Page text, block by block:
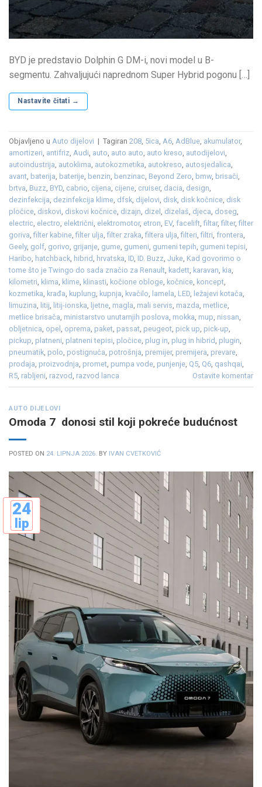
BYD je predstavio Dolphin G DM-i, novi model u B-
segmentu. Zahvaljujući naprednom Super Hybrid pogonu […]
Nastavite čitati →
Objavljeno u Auto dijelovi | Tagiran 208, 5ica, A6, AdBlue, akumulator,
amortizeri, antifriz, Audi, auto, auto auto, auto kreso, autodijelovi,
autoindustrija, autoklima, autokozmetika, autokreso, autosjedalica,
avant, baterija, baterije, benzin, benzinac, Beyond Zero, bmw, brisači,
brtva, Buzz, BYD, cabrio, cijena, cijene, cruiser, dacia, design,
dezinfekcija, dezinfekcija klime, dfsk, dijelovi, disk, disk kočnice, disk
pločice, diskovi, diskovi kočnice, dizajn, dizel , dizelaš, djeca, doseg,
electric, electro, električni, elektromotor, etron, EV, facelift,filtar,filter,filter
goriva,filter kabine,filter ulja,filter zraka,filtera ulja,filteri,filtri, frontera,
Geely, golf, gorivo, grijanje, gume, gumeni, gumeni tepih, gumeni tepisi,
Haribo, hatchback, hibrid, hrvatska, ID, ID. Buzz, Juke, Kad govorimo o
tome što je Twingo do sada značio za Renault, kadett, karavan, kia,
kilometri, klima, klime, klinasti, kočione obloge, kočnice, koncept,
kozmetika, krađa, kuplung, kupnja, kvačilo, lamela, LED, ležajevi kotača,
limuzina, litij, litij-ionska, ljetne, magla, mali servis, mazda, metlice,
metlice brisača, ministarstvo unutarnjih poslova, mokka, mup, nissan,
obljetnica, opel , oprema, paket, passat, peugeot, pick up, pick-up,
pickup, platneni, platneni tepisi, pločice, plug in, plug in hibrid, plugin,
pneumatik, polo, postignuća, potrošnja, premijer, premijera, prevare,
prodaja, proizvodnja, promet, pumpa vode, punjenje, Q5, Q6, qashqai,
R5, rabljeni, razvod, razvod lanca Ostavite komentar
AUTO DIJELOVI
Omoda 7 donosi stil koji pokreće budućnost
POSTED ON 24. LIPNJA 2026. BY IVAN CVETKOVIĆ
24
lip